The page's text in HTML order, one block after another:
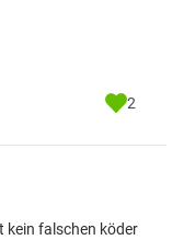
2
kein falschen köder